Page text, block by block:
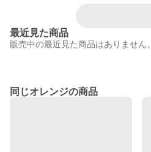
最近見た商品
販売中の最近見た商品はありません。
同じオレンジの商品